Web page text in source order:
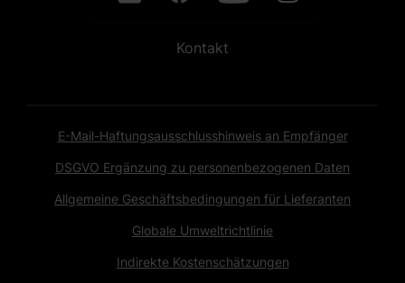
Kontakt
E-Mail-Haftungsausschlusshinweis an Empfänger
DSGVO Ergänzung zu personenbezogenen Daten
Allgemeine Geschäftsbedingungen für Lieferanten
Globale Umweltrichtlinie
Indirekte Kostenschätzungen